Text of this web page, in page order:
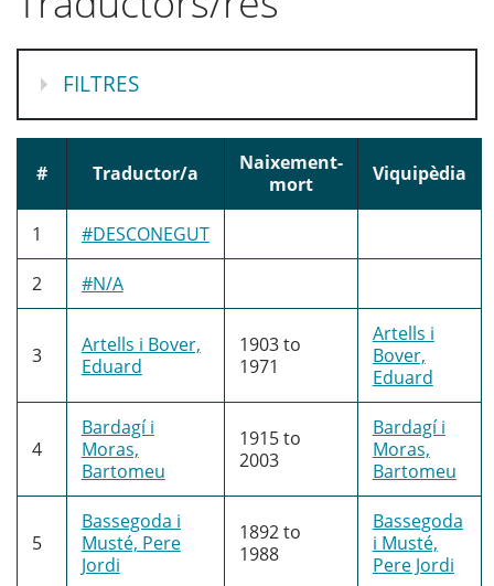
MOSTRA
FILTRES
# Traductor/a
Naixement-
mort
Viquipèdia
1 #DESCONEGUT
2 #N/A
3
Artells i Bover,
Eduard
1903to
1971
Artells i
Bover,
Eduard
4
Bardagí i
Moras,
Bartomeu
1915to
2003
Bardagí i
Moras,
Bartomeu
5
Bassegoda i
Musté, Pere
Jordi
1892to
1988
Bassegoda
i Musté,
Pere Jordi